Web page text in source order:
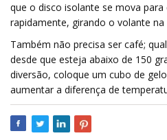
que o disco isolante se mova para
rapidamente, girando o volante na
Também não precisa ser café;
desde que esteja abaixo de 150
diversão, coloque um cubo de
aumentar a diferença de